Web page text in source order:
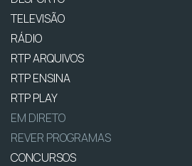
TELEVISÃO
RÁDIO
RTP ARQUIVOS
RTP ENSINA
RTP PLAY
EM DIRETO
REVER PROGRAMAS
CONCURSOS